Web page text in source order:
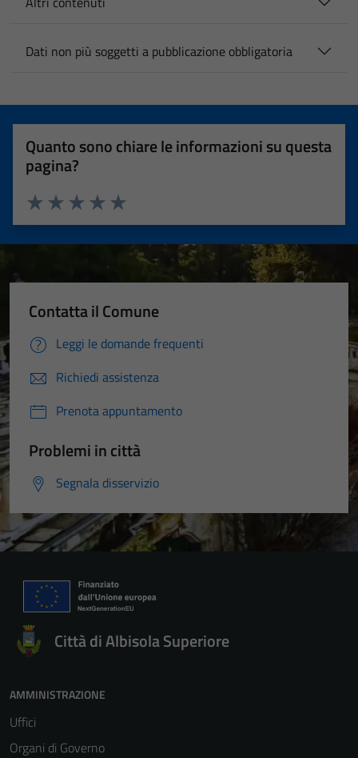
Dati non più soggetti a pubblicazione obbligatoria
Quanto sono chiare le informazioni su questa
pagina?
Valuta 5 stelle su 5
Valuta 4 stelle su 5
Valuta 3 stelle su 5
Valuta 2 stelle su 5
Valuta 1 stelle su 5
Contatta il Comune
Leggi le domande frequenti
Richiedi assistenza
Prenota appuntamento
Problemi in città
Segnala disservizio
Città di Albisola Superiore
AMMINISTRAZIONE
Uffici
Organi di Governo